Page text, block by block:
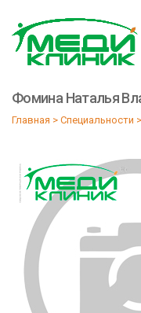
Фомина Наталья
Главная > Специальности >